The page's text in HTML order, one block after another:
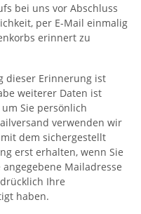
bei uns vor Abschluss
per E-Mail einmalig
erinnert zu
dieser Erinnerung ist
weiterer Daten ist
Sie persönlich
verwenden wir
dem sichergestellt
erst erhalten, wenn Sie
Mailadresse
Ihre
haben.